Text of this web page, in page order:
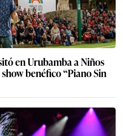
en Urubamba a Niños
benéfico “Piano Sin